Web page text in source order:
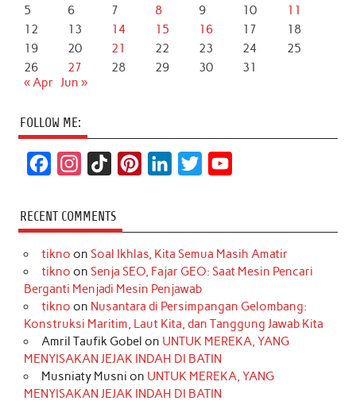
5
6 7 8 9 10
11
12
13 14 15 16 17
18
19
20 21 22 23 24
25
26
27 28 29 30
31
« Apr Jun »
FOLLOW ME:
c
e
b
o
k
s
t
a
r
a
m
k
T
o
k
t
e
r
e
s
t
k
e
d
I
n
t
t
r
T
u
e
RECENT COMMENTS
tikno on Soal Ikhlas, Kita Semua Masih Amatir
tikno on Senja SEO, Fajar GEO: Saat Mesin Pencari
Berganti Menjadi Mesin Penjawab
tikno on Nusantara di Persimpangan Gelombang:
Konstruksi Maritim, Laut Kita, dan Tanggung Jawab Kita
Amril Taufik Gobel on UNTUK MEREKA, YANG
MENYISAKAN JEJAK INDAH DI BATIN
Musniaty Musni on UNTUK MEREKA, YANG
MENYISAKAN JEJAK INDAH DI BATIN